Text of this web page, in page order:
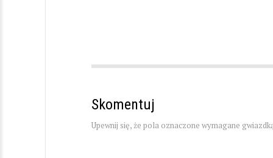
Skomentuj
Upewnij się, że pola oznaczone wymagane